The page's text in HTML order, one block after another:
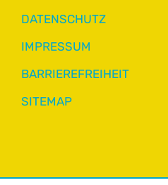
DATENSCHUTZ
IMPRESSUM
BARRIEREFREIHEIT
SITEMAP